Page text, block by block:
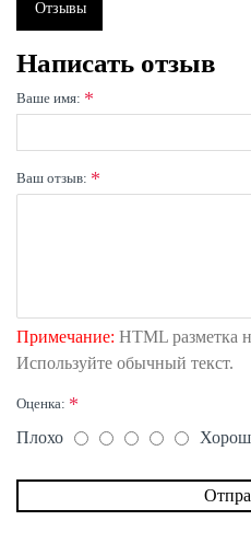
Отзывы
Написать отзыв
Ваше имя:
Ваш отзыв:
Примечание: HTML разметка
Используйте обычный текст.
Оценка:
Плохо